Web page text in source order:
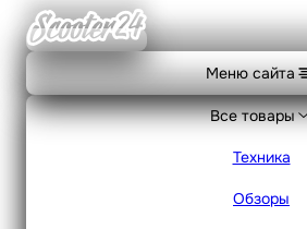
Меню сайта
Все товары
Техника
Обзоры